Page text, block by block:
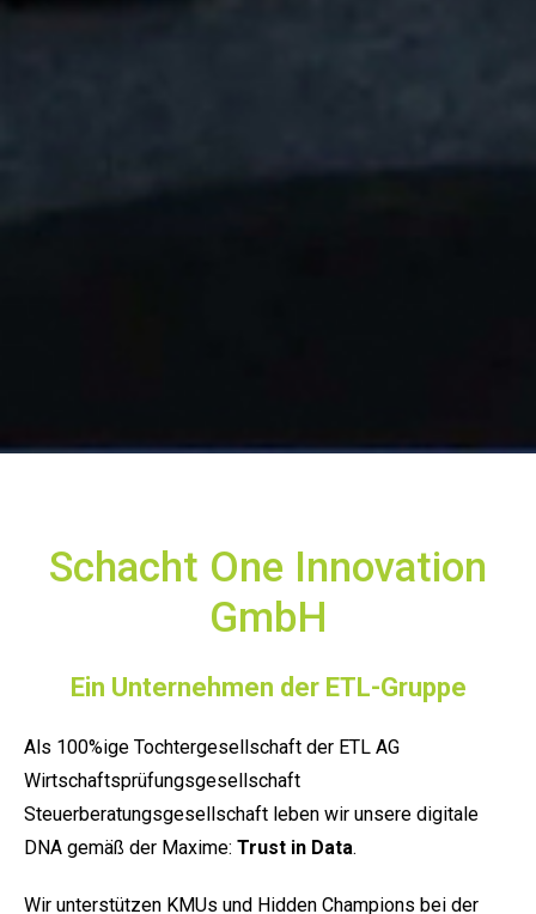
Schacht One Innovation
GmbH
Ein Unternehmen der ETL-Gruppe
Als 100%ige Tochtergesellschaft der ETL AG
Wirtschaftsprüfungsgesellschaft
Steuerberatungsgesellschaft leben wir unsere digitale
DNA gemäß der Maxime: Trust in Data.
Wir unterstützen KMUs und Hidden Champions bei der